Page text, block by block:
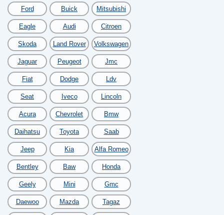
Ford Buick Mitsubishi
Eagle Audi Citroen
Skoda Land Rover Volkswagen
Jaguar Peugeot Jmc
Fiat Dodge Ldv
Seat Iveco Lincoln
Acura Chevrolet Bmw
Daihatsu Toyota Saab
Jeep Kia Alfa Romeo
Bentley Baw Honda
Geely Mini Gmc
Daewoo Mazda Tagaz